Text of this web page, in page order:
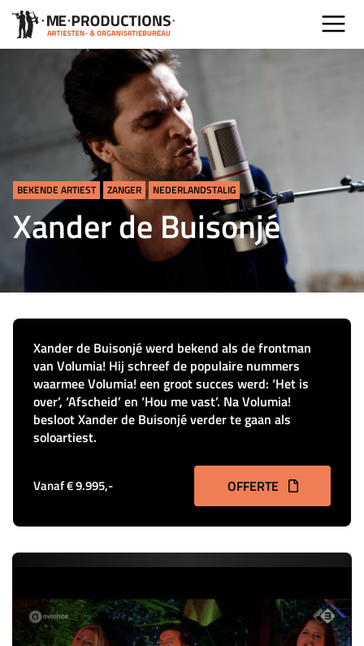
BEKENDE ARTIEST ZANGER NEDERLANDSTALIG
Xander de Buisonjé
Xander de Buisonjé werd bekend als de frontman
van Volumia! Hij schreef de populaire nummers
waarmee Volumia! een groot succes werd: ‘Het is
over’, ‘Afscheid’ en ‘Hou me vast’. Na Volumia!
besloot Xander de Buisonjé verder te gaan als
soloartiest.
Vanaf € 9.995,- OFFERTE